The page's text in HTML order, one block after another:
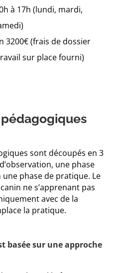
à 17h (lundi, mardi,
3200€ (frais de dossier
sur place fourni)
sont découpés en 3
une phase
phase de pratique. Le
ne s’apprenant pas
avec de la
la pratique.
basée sur une approche